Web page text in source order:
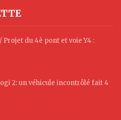
Projet du 4è pont et voie Y4 :
2: un véhicule incontrôlé fait 4